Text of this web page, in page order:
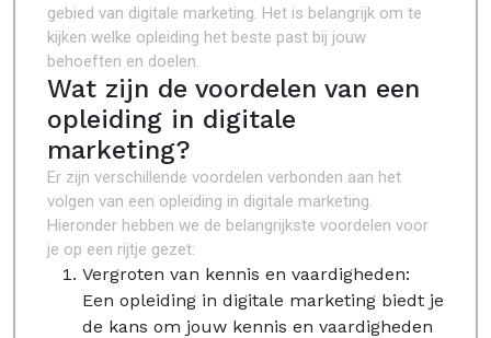
gebied van digitale marketing. Het is belangrijk om te
kijken welke opleiding het beste past bij jouw
behoeften en doelen.
Wat zijn de voordelen van een
opleiding in digitale
marketing?
Er zijn verschillende voordelen verbonden aan het
volgen van een opleiding in digitale marketing.
Hieronder hebben we de belangrijkste voordelen voor
je op een rijtje gezet:
Vergroten van kennis en vaardigheden:
Een opleiding in digitale marketing biedt je
de kans om jouw kennis en vaardigheden